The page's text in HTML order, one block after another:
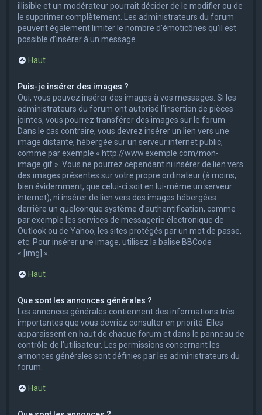
illisible et un modérateur pourrait décider de le modifier ou de
le supprimer complètement. Les administrateurs du forum
peuvent également limiter le nombre d’émoticônes qu’il est
possible d’insérer à un message.
Haut
Puis-je insérer des images ?
Oui, vous pouvez insérer des images à vos messages. Si les
administrateurs du forum ont autorisé l’insertion de pièces
jointes, vous pourrez transférer des images sur le forum.
Dans le cas contraire, vous devrez insérer un lien vers une
image distante, hébergée sur un serveur internet public,
comme par exemple « http://www.exemple.com/mon-
image.gif ». Vous ne pourrez cependant ni insérer de lien vers
des images présentes sur votre propre ordinateur (à moins,
bien évidemment, que celui-ci soit en lui-même un serveur
internet), ni insérer de lien vers des images hébergées
derrière un quelconque système d’authentification, comme
par exemple les services de messagerie électronique de
Outlook ou de Yahoo, les sites protégés par un mot de passe,
etc. Pour insérer une image, utilisez la balise BBCode
« [img] ».
Haut
Que sont les annonces générales ?
Les annonces générales contiennent des informations très
importantes que vous devriez consulter en priorité. Elles
apparaissent en haut de chaque forum et dans le panneau de
contrôle de l’utilisateur. Les permissions concernant les
annonces générales sont définies par les administrateurs du
forum.
Haut